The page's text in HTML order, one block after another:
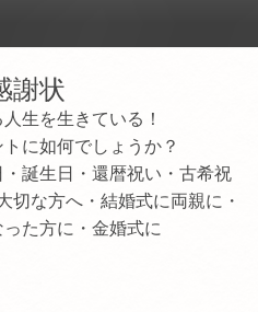
謝状
生を生きている！
に如何でしょうか？
誕生日・還暦祝い・古希祝
切な方へ・結婚式に両親に・
た方に・金婚式に